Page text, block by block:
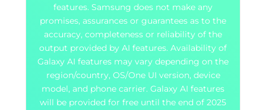
features. Samsung does not make any
promises, assurances or guarantees as to the
accuracy, completeness or reliability of the
output provided by AI features. Availability of
Galaxy AI features may vary depending on the
region/country, OS/One UI version, device
model, and phone carrier. Galaxy AI features
will be provided for free until the end of 2025